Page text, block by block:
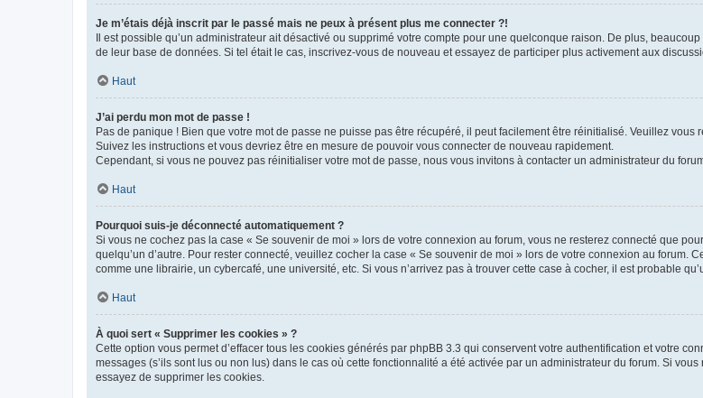
Je m’étais déjà inscrit par le passé mais ne peux à présent plus me connecter ?!
Il est possible qu’un administrateur ait désactivé ou supprimé votre compte pour une quelconque raison. De plus,
de leur base de données. Si tel était le cas, inscrivez-vous de nouveau et essayez de participer plus activement aux
Haut
J’ai perdu mon mot de passe !
Pas de panique ! Bien que votre mot de passe ne puisse pas être récupéré, il peut facilement être réinitialisé. Veuillez vous
Suivez les instructions et vous devriez être en mesure de pouvoir vous connecter de nouveau rapidement.
Cependant, si vous ne pouvez pas réinitialiser votre mot de passe, nous vous invitons à contacter un administrateur du
Haut
Pourquoi suis-je déconnecté automatiquement ?
Si vous ne cochez pas la case « Se souvenir de moi » lors de votre connexion au forum, vous ne resterez connecté que
quelqu’un d’autre. Pour rester connecté, veuillez cocher la case « Se souvenir de moi » lors de votre connexion au forum.
comme une librairie, un cybercafé, une université, etc. Si vous n’arrivez pas à trouver cette case à cocher, il est probable
Haut
À quoi sert « Supprimer les cookies » ?
Cette option vous permet d’effacer tous les cookies générés par phpBB 3.3 qui conservent votre authentification et votre
messages (s’ils sont lus ou non lus) dans le cas où cette fonctionnalité a été activée par un administrateur du forum. Si
essayez de supprimer les cookies.